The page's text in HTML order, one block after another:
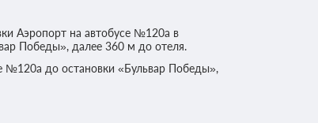
Аэропорт на автобусе №120а в
Победы», далее 360 м до отеля.
№120а до остановки «Бульвар Победы»,